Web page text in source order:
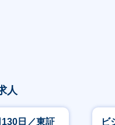
人
130日／東証 ビ